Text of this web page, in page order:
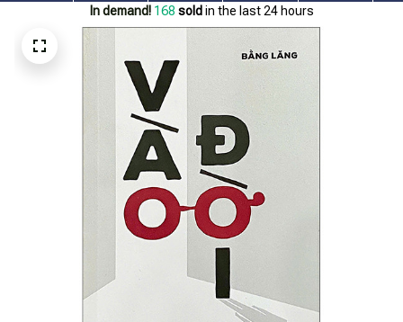
In demand! 168 sold in the last 24 hours